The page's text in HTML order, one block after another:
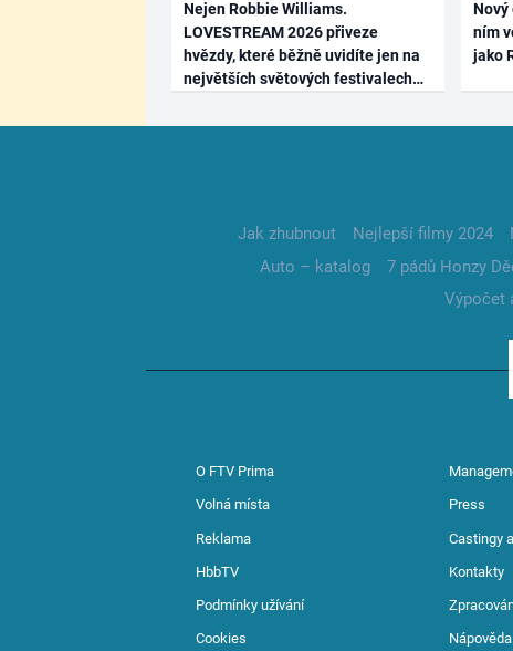
Nejen Robbie Williams.
LOVESTREAM 2026 přiveze
hvězdy, které běžně uvidíte jen na
největších světových festivalech
Nový
ním
jako
Jak zhubnout Nejlepší filmy 2024
Auto – katalog
7 pádů Honzy
Výpočet
O FTV Prima
Volná místa Press
Reklama Castingy
HbbTV Kontakty
Podmínky užívání
Cookies Nápověda